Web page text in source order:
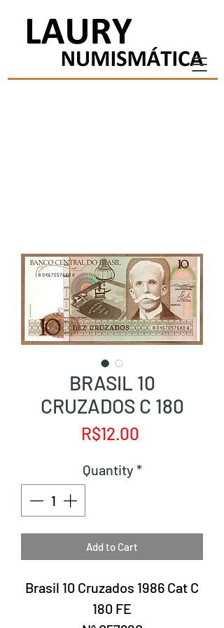
BRASIL 10
CRUZADOS C 180
R$12.00
Quantity *
Add to Cart
Brasil 10 Cruzados 1986 Cat C
180 FE